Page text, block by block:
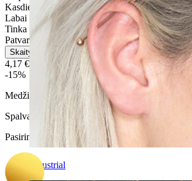
Industrial
Kasdienio naudojimo
Labai lengvas
Tinka daugumos tipų odai
Patvarus
Skaityti daugiau
4,17 € 4,90 €
-15%
Medžiaga:
Chirurginis plienas
Spalva
Pasirinkite Spalva